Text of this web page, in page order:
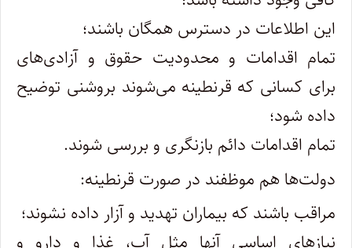
این اطلاعات در دسترس همگان باشند؛
تمام اقدامات و محدودیت حقوق و آزادی‌های
برای کسانی که قرنطینه می‌شوند بروشنی توضیح
داده شود؛
تمام اقدامات دائم بازنگری و بررسی شوند.
دولت‌ها هم موظفند در صورت قرنطینه:
مراقب باشند که بیماران تهدید و آزار داده نشوند؛
نیازهای اساسی آنها مثل آب، غذا و دارو و